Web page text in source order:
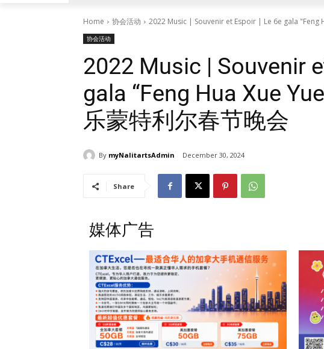
Home 协会活动 2022 Music | Souvenir et Espoir | Le 6e gala "Feng
协会活动
2022 Music | Souvenir
gala “Feng Hua Xue
乐蒙特利尔春节晚会
By myNalitartsAdmin December 30, 2024
Share
媒体广告